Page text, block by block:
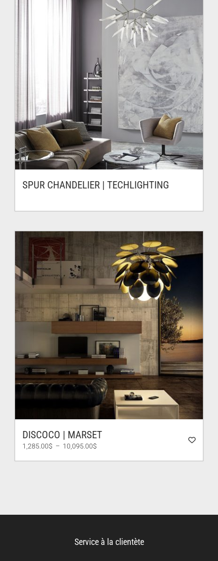
SPUR CHANDELIER | TECHLIGHTING
DISCOCO | MARSET
1,285.00$ – 10,095.00$
Service à la clientète